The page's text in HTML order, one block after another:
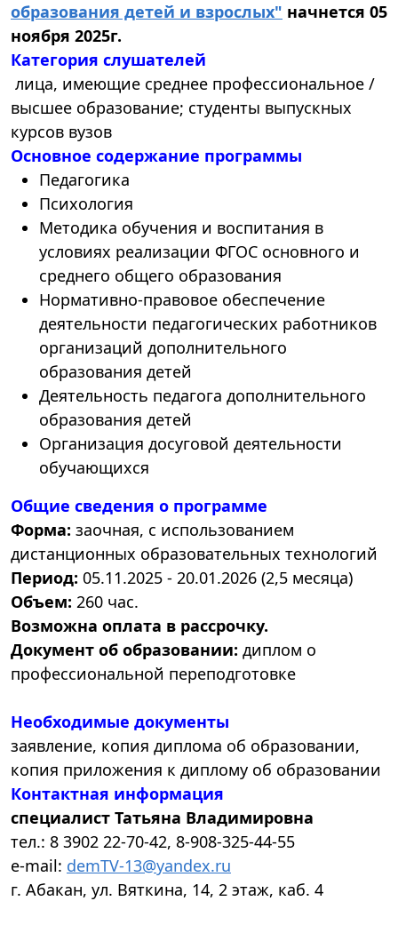
образования детей и взрослых" начнется 05
ноября 2025г.
Категория слушателей
лица, имеющие среднее профессиональное /
высшее образование; студенты выпускных
курсов вузов
Основное содержание программы
Педагогика
Психология
Методика обучения и воспитания в
условиях реализации ФГОС основного и
среднего общего образования
Нормативно-правовое обеспечение
деятельности педагогических работников
организаций дополнительного
образования детей
Деятельность педагога дополнительного
образования детей
Организация досуговой деятельности
обучающихся
Общие сведения о программе
Форма: заочная, с использованием
дистанционных образовательных технологий
Период: 05.11.2025 - 20.01.2026 (2,5 месяца)
Объем: 260 час.
Возможна оплата в рассрочку.
Документ об образовании: диплом о
профессиональной переподготовке
Необходимые документы
заявление, копия диплома об образовании,
копия приложения к диплому об образовании
Контактная информация
специалист Татьяна Владимировна
тел.: 8 3902 22-70-42, 8-908-325-44-55
e-mail: demTV-13@yandex.ru
г. Абакан, ул. Вяткина, 14, 2 этаж, каб. 4